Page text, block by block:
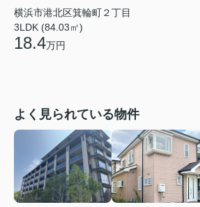
横浜市港北区箕輪町２丁目
3LDK (84.03㎡)
18.4万円
よく見られている物件